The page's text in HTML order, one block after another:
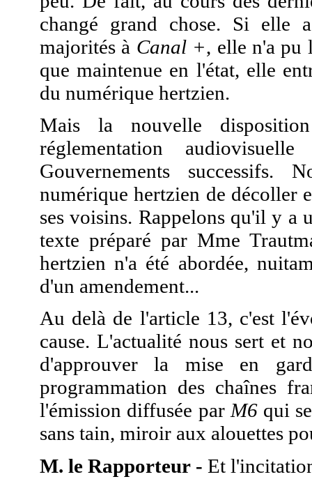
changé grand chose. Si elle
majorités à Canal +, elle n'a pu
que maintenue en l'état, elle
du numérique hertzien.
Mais la nouvelle
réglementation
Gouvernements successifs.
numérique hertzien de décoller
ses voisins. Rappelons qu'il y a
texte préparé par Mme
hertzien n'a été abordée,
d'un amendement...
Au delà de l'article 13, c'est
cause. L'actualité nous sert et
d'approuver la mise en
programmation des chaînes
l'émission diffusée parM6qui
sans tain, miroir aux alouettes
M. le Rapporteur - Et